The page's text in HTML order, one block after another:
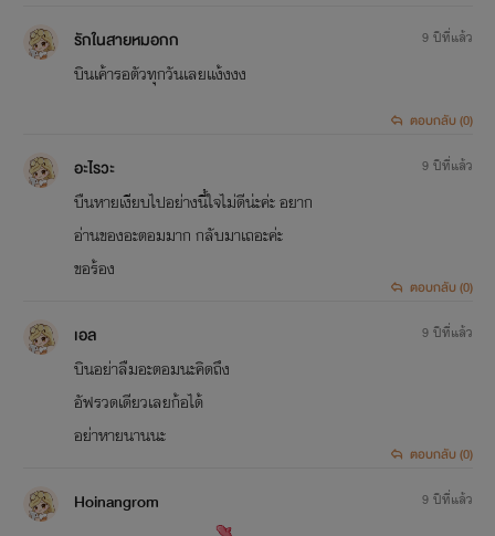
รักในสายหมอกก
บินเค้ารอตัวทุกวันเลยเเง้งงง
9 ปีที่แล้ว
ตอบกลับ (0)
อะไรวะ
บืนหายเงียบไปอย่างนี้ใจไม่ดีน่ะค่ะ อยาก
อ่านของอะตอมมาก กลับมาเถอะค่ะ
ขอร้อง
9 ปีที่แล้ว
ตอบกลับ (0)
เอล
บินอย่าลืมอะตอมนะคิดถึง
อัฟรวดเดียวเลยก้อได้
อย่าหายนานนะ
9 ปีที่แล้ว
ตอบกลับ (0)
Hoinangrom 9 ปีที่แล้ว